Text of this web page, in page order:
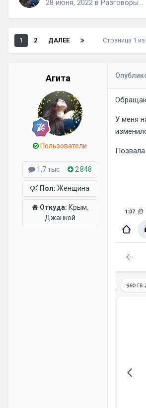
28 июня, 2022 в Разговоры...
1 2 ДАЛЕЕ Страница 1 из
Агита
Пользователи
1,7 тыс 2 848
Пол: Женщина
Откуда: Крым.
Джанкой
У меня